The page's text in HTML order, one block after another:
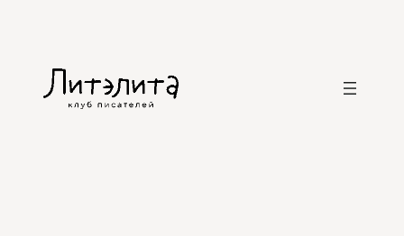
содержимому